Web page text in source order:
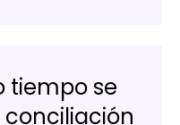
tiempo se